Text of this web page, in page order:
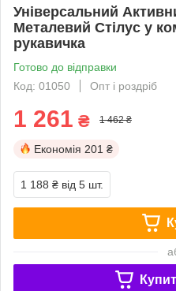
Універсальний
Металевий Стілус у
рукавичка
Готово до відправки
Код: 01050
Опт і роздріб
1 261 ₴ 1 462 ₴
Економія 201 ₴
1 188 ₴ від 5 шт.